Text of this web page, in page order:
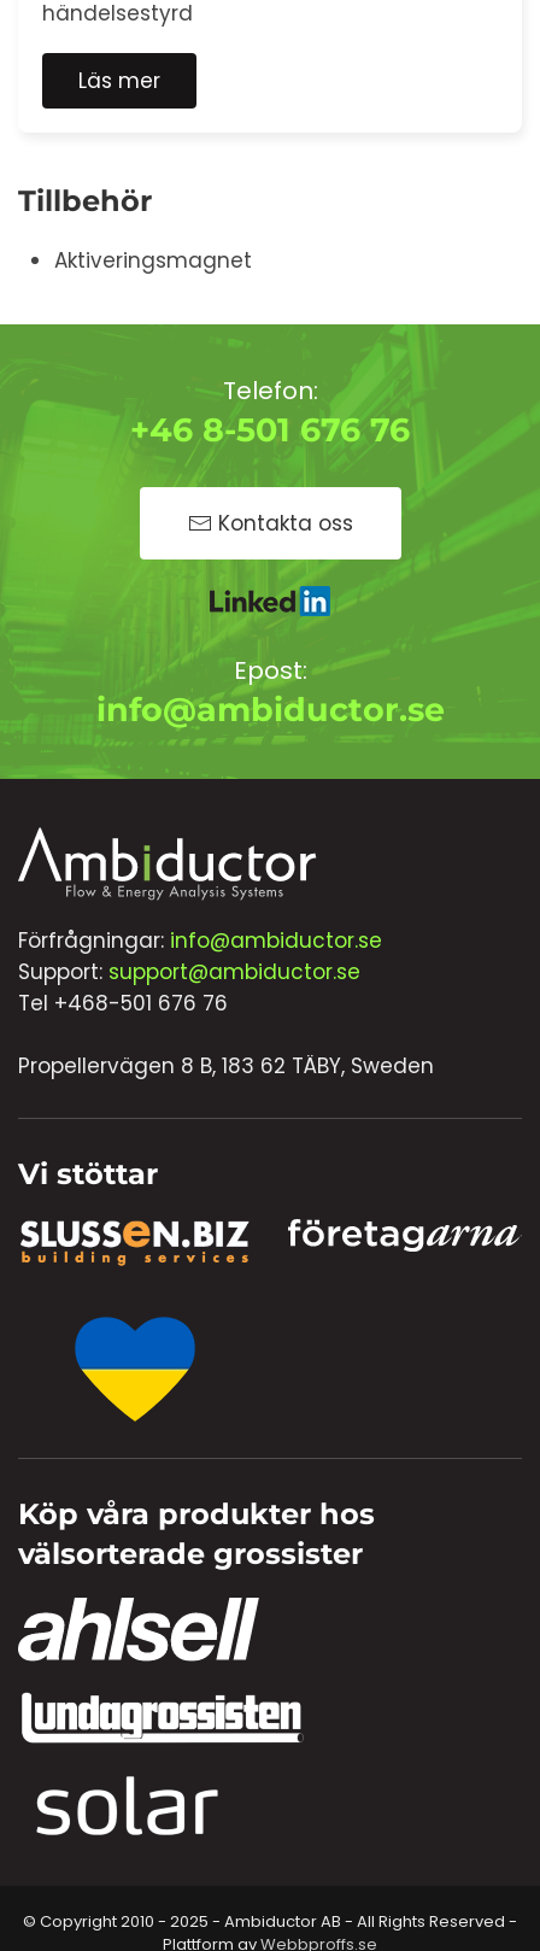
händelsestyrd
Läs mer
Tillbehör
Aktiveringsmagnet
Telefon:
+46 8-501 676 76
Kontakta oss
Epost:
info@ambiductor.se
Förfrågningar: info@ambiductor.se
Support: support@ambiductor.se
Tel +468-501 676 76
Propellervägen 8 B, 183 62 TÄBY, Sweden
Vi stöttar
Köp våra produkter hos
välsorterade grossister
© Copyright 2010 - 2025 - Ambiductor AB - All Rights Reserved -
Plattform avWebbproffs.se